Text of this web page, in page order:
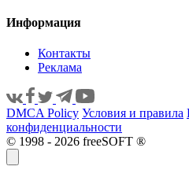
Информация
Контакты
Реклама
DMCA Policy Условия и правила
конфиденциальности
© 1998 - 2026 freeSOFT ®